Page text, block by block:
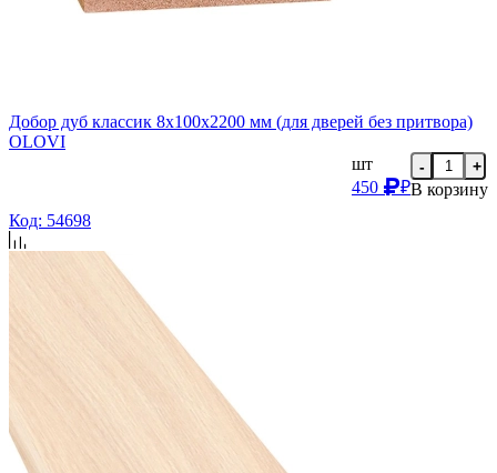
Добор дуб классик 8х100х2200 мм (для дверей без притвора)
OLOVI
шт
450
₽
- +
В корзину
Код: 54698